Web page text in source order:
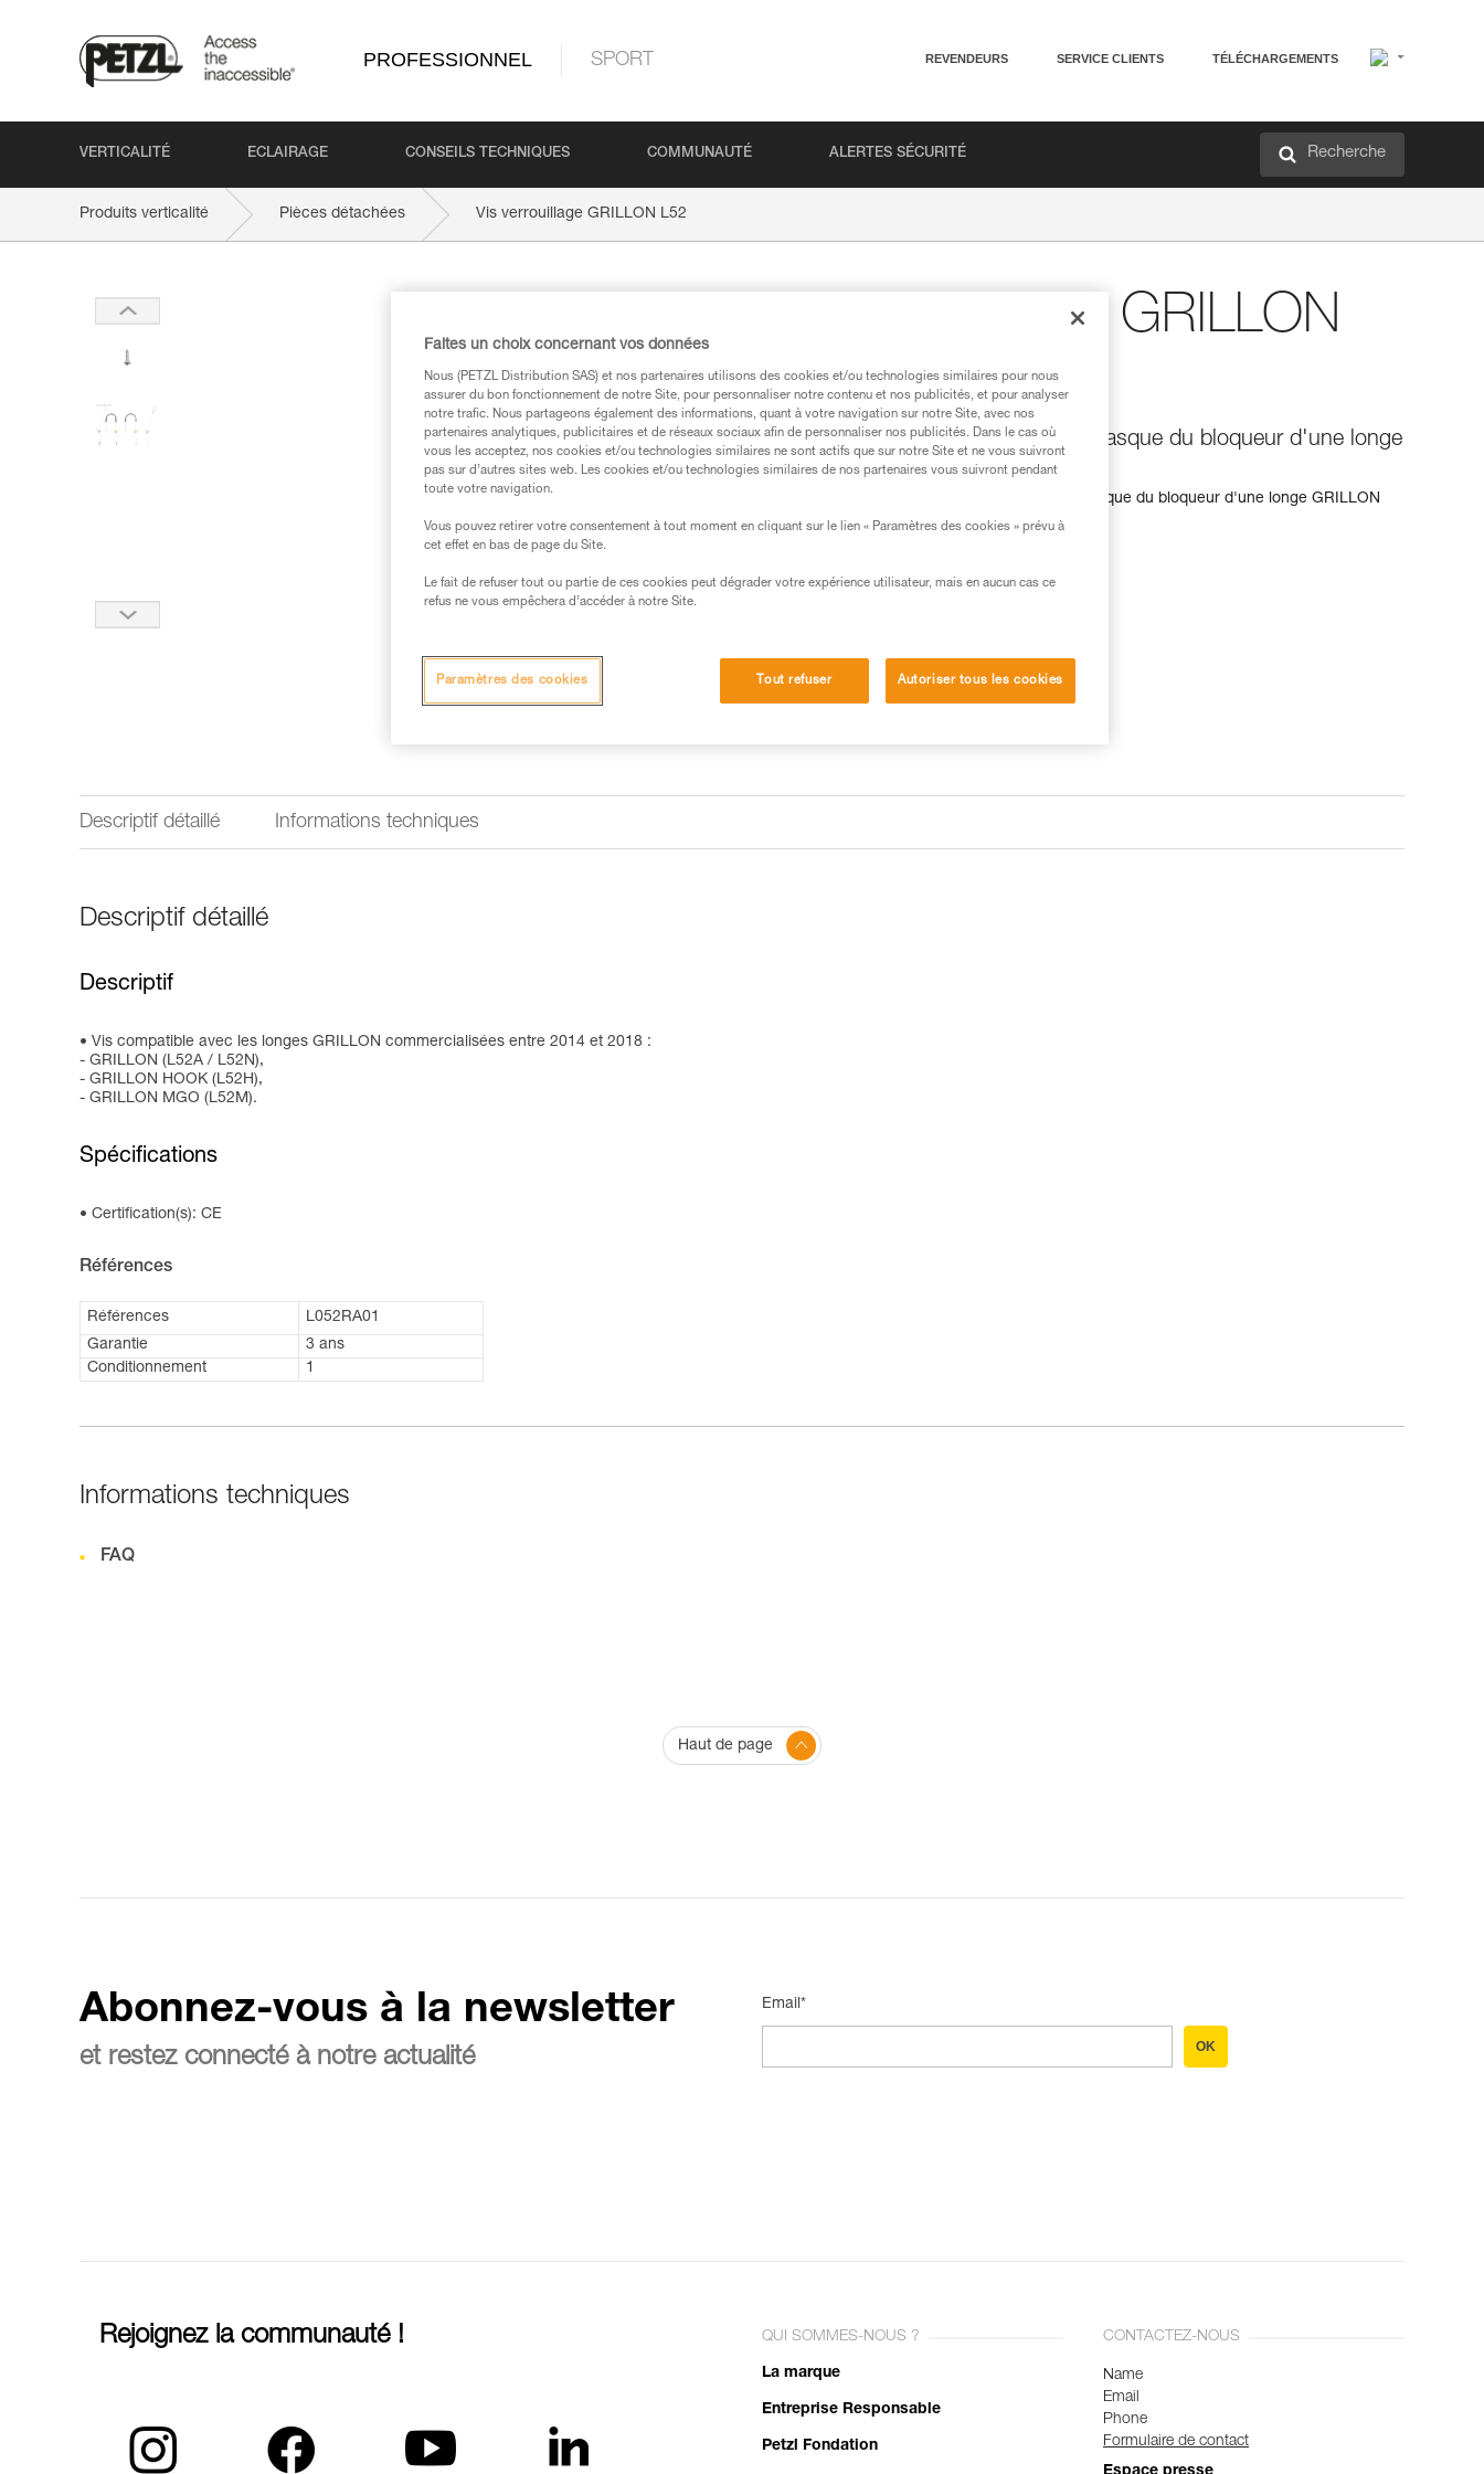
PROFESSIONNEL SPORT REVENDEURS SERVICE CLIENTS TÉLÉCHARGEMENTS
VERTICALITÉ ECLAIRAGE CONSEILS TECHNIQUES COMMUNAUTÉ ALERTES SÉCURITÉ Recherche
Produits verticalité Pièces détachées Vis verrouillage GRILLON L52
Vis verrouillage GRILLON
L52
Vis de rechange pour verrouiller le flasque du bloqueur d'une longe
GRILLON
Vis de rechange permettant de verrouiller le flasque du bloqueur d'une longe GRILLON
(longes commercialisées entre 2014 et 2018).
Demander cette pièce à notre SAV
Descriptif détaillé Informations techniques
Descriptif détaillé
Descriptif
Vis compatible avec les longes GRILLON commercialisées entre 2014 et 2018 :
- GRILLON (L52A / L52N),
- GRILLON HOOK (L52H),
- GRILLON MGO (L52M).
Spécifications
Certification(s): CE
Références
Références
L052RA01
Garantie
3 ans
Conditionnement
1
Informations techniques
FAQ
Haut de page
Abonnez-vous à la newsletter
et restez connecté à notre actualité
Email*
OK
Rejoignez la communauté ! QUI SOMMES-NOUS ?
La marque
Entreprise Responsable
Petzl Fondation
CONTACTEZ-NOUS
Name
Email
Phone
Formulaire de contact
Faites un choix concernant vos données
Nous (PETZL Distribution SAS) et nos partenaires utilisons des cookies et/ou technologies similaires pour nous
assurer du bon fonctionnement de notre Site, pour personnaliser notre contenu et nos publicités, et pour analyser
notre trafic. Nous partageons également des informations, quant à votre navigation sur notre Site, avec nos
partenaires analytiques, publicitaires et de réseaux sociaux afin de personnaliser nos publicités. Dans le cas où
vous les acceptez, nos cookies et/ou technologies similaires ne sont actifs que sur notre Site et ne vous suivront
pas sur d’autres sites web. Les cookies et/ou technologies similaires de nos partenaires vous suivront pendant
toute votre navigation.
Vous pouvez retirer votre consentement à tout moment en cliquant sur le lien « Paramètres des cookies » prévu à
cet effet en bas de page du Site.
Le fait de refuser tout ou partie de ces cookies peut dégrader votre expérience utilisateur, mais en aucun cas ce
refus ne vous empêchera d’accéder à notre Site.
Tout refuser Autoriser tous les cookies
Paramètres des cookies